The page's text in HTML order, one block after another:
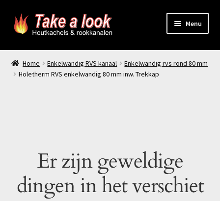
Ga
door
Ga
naar
Menu
Home
Prijsindicatie rookkanaal
Producten
Home Enkelwandig RVS kanaal
Enkelwandig rvs rond 80 mm
Holetherm RVS enkelwandig 80 mm inw. Trekkap
Er zijn geweldige
dingen in het verschiet